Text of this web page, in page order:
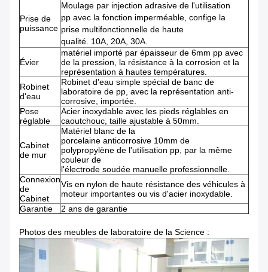
Prise de
puissance
Moulage par injection adrasive de l'utilisation
pp avec la fonction imperméable, confige la
prise multifonctionnelle de haute
qualité. 10A, 20A, 30A.
Évier
matériel importé par épaisseur de 6mm pp avec
de la pression, la résistance à la corrosion et la
représentation à hautes températures.
Robinet
d'eau
Robinet d'eau simple spécial de banc de
laboratoire de pp, avec la représentation anti-
corrosive, importée.
Pose
réglable
Acier inoxydable avec les pieds réglables en
caoutchouc, taille ajustable à 50mm.
Cabinet
de mur
Matériel blanc de la
porcelaine anticorrosive 10mm de
polypropylène de l'utilisation pp, par la même
couleur de
l'électrode soudée manuelle professionnelle.
Connexion
de
Cabinet
Vis en nylon de haute résistance des véhicules à
moteur importantes ou vis d'acier inoxydable.
Garantie
2 ans de garantie
Photos des meubles de laboratoire de la Science :